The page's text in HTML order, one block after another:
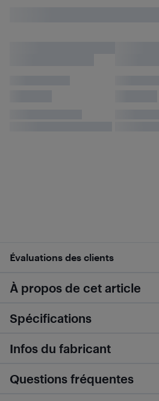
Évaluations des clients
À propos de cet article
Spécifications
Infos du fabricant
Questions fréquentes